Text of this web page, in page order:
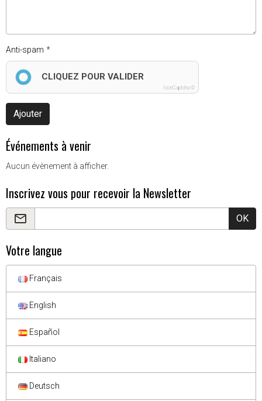
Anti-spam
CLIQUEZ POUR VALIDER
IconCaptcha ©
Ajouter
Événements à venir
Aucun évènement à afficher.
Inscrivez vous pour recevoir la Newsletter
OK
Votre langue
Français
English
Español
Italiano
Deutsch